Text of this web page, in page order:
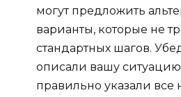
могут предложить
варианты, которые не
стандартных шагов.
описали вашу
правильно указали